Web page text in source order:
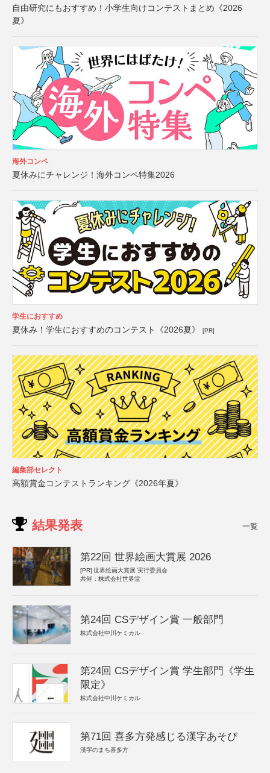
自由研究にもおすすめ！小学生向けコンテストまとめ《2026
夏》
海外コンペ
夏休みにチャレンジ！海外コンペ特集2026
学生におすすめ
夏休み！学生におすすめのコンテスト《2026夏》 [PR]
編集部セレクト
高額賞金コンテストランキング《2026年夏》
結果発表 一覧
第22回 世界絵画大賞展 2026
[PR] 世界絵画大賞展 実行委員会
共催：株式会社世界堂
第24回 CSデザイン賞 一般部門
株式会社中川ケミカル
第24回 CSデザイン賞 学生部門《学生
限定》
株式会社中川ケミカル
第71回 喜多方発感じる漢字あそび
漢字のまち喜多方